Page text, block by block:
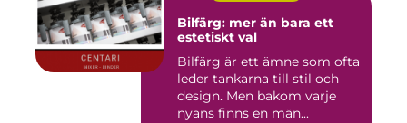
Bilfärg: mer än bara ett
estetiskt val
Bilfärg är ett ämne som ofta
leder tankarna till stil och
design. Men bakom varje
nyans finns en män...